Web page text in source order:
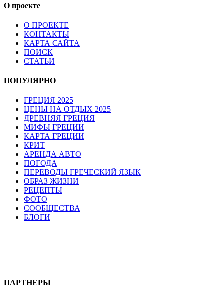
О проекте
О ПРОЕКТЕ
КОНТАКТЫ
КАРТА САЙТА
ПОИСК
СТАТЬИ
ПОПУЛЯРНО
ГРЕЦИЯ 2025
ЦЕНЫ НА ОТДЫХ 2025
ДРЕВНЯЯ ГРЕЦИЯ
МИФЫ ГРЕЦИИ
КАРТА ГРЕЦИИ
КРИТ
АРЕНДА АВТО
ПОГОДА
ПЕРЕВОДЫ ГРЕЧЕСКИЙ ЯЗЫК
ОБРАЗ ЖИЗНИ
РЕЦЕПТЫ
ФОТО
СООБЩЕСТВА
БЛОГИ
ПАРТНЕРЫ